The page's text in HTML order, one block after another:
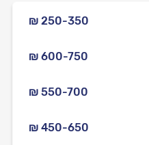
₪ 250-350
₪ 600-750
₪ 550-700
₪ 450-650